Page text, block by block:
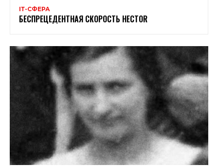
ІТ-СФЕРА
БЕСПРЕЦЕДЕНТНАЯ СКОРОСТЬ HECTOR